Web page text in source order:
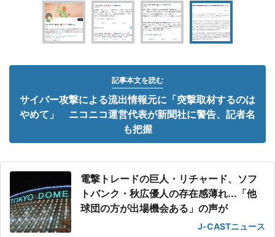
記事本文を読む
サイバー攻撃による流出情報元に「突撃取材するのは
やめて」 ニコニコ運営代表が新聞社に警告、記者名
も把握
電撃トレードの巨人・リチャード、ソフ
トバンク・秋広優人の存在感薄れ...「他
球団の方が出場機会ある」の声が
J-CASTニュース